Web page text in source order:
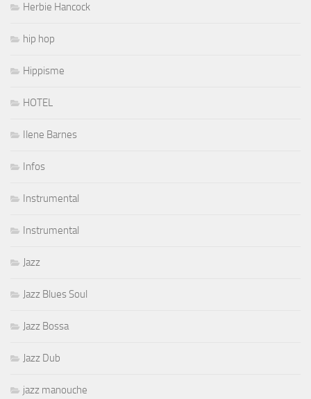
Herbie Hancock
hip hop
Hippisme
HOTEL
Ilene Barnes
Infos
Instrumental
Instrumental
Jazz
Jazz Blues Soul
Jazz Bossa
Jazz Dub
jazz manouche